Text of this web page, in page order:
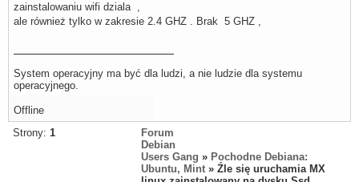
zainstalowaniu wifi dziala ,
ale również tylko w zakresie 2.4 GHZ . Brak 5 GHZ ,
System operacyjny ma być dla ludzi, a nie ludzie dla systemu
operacyjnego.
Offline
Strony: 1
Forum
Debian
Users Gang » Pochodne Debiana:
Ubuntu, Mint » Źle się uruchamia MX